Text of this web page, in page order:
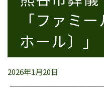
「ファミ
ホール〕」
2026年1月20日